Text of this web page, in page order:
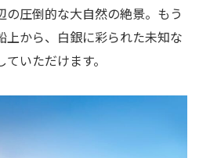
の圧倒的な大自然の絶景。もう
上から、白銀に彩られた未知な
いただけます。